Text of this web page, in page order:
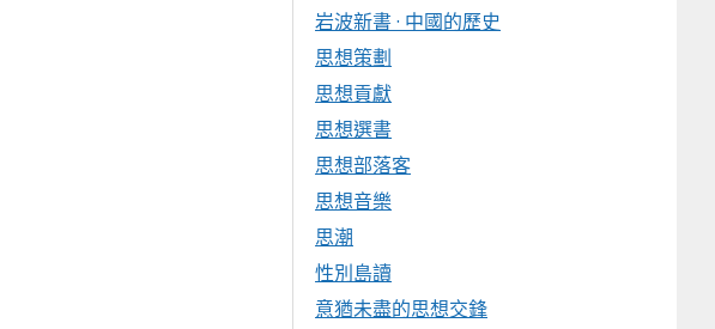
岩波新書 · 中國的歷史
思想策劃
思想貢獻
思想選書
思想部落客
思想音樂
思潮
性別島讀
意猶未盡的思想交鋒